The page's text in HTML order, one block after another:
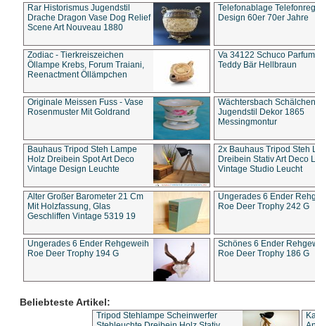
Rar Historismus Jugendstil
Drache Dragon Vase Dog Relief
Scene Art Nouveau 1880
Telefonablage
Design 60er 70er Jahre
Zodiac - Tierkreiszeichen
Öllampe Krebs, Forum Traiani,
Reenactment Öllämpchen
Va 34122 Schuco
Teddy Bär Hellbraun
Originale Meissen Fuss - Vase
Rosenmuster Mit Goldrand
Wächtersbach Schälchen
Jugendstil Dekor 1865
Messingmontur
Bauhaus Tripod Steh Lampe
Holz Dreibein Spot Art Deco
Vintage Design Leuchte
2x Bauhaus Tripod Steh
Dreibein Stativ Art Deco
Vintage Studio Leucht
Alter Großer Barometer 21 Cm
Mit Holzfassung, Glas
Geschliffen Vintage 5319 19
Ungerades 6 Ender
Roe Deer Trophy 242 G
Ungerades 6 Ender Rehgeweih
Roe Deer Trophy 194 G
Schönes 6 Ender
Roe Deer Trophy 186 G
Beliebteste Artikel:
Tripod Stehlampe Scheinwerfer